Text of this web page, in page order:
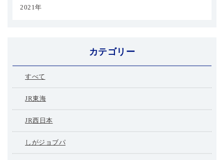
2021年
カテゴリー
すべて
JR東海
JR西日本
しがジョブパ